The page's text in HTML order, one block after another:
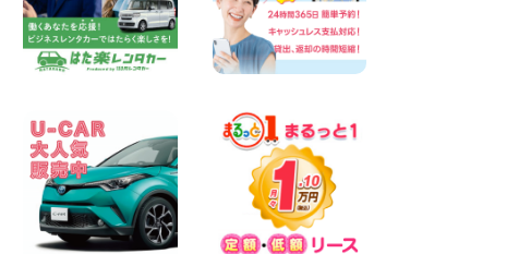
※※超格安日額5,800円※※荷物
運びに最適の軽バンのレンタ
カー!! 出雲ドーム前店 島根県
2026年08月05日
三河安城店 人気のハイブリッ
ドレンタカー♪新型プリウス
ご予約受付中です! 愛知県 三
河安城店
100円レンタカー 三河安城
2026年08月04日